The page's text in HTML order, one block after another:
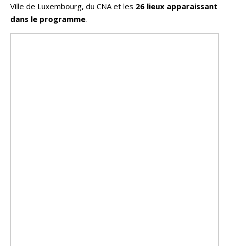
Ville de Luxembourg, du CNA et les 26 lieux apparaissant
dans le programme.